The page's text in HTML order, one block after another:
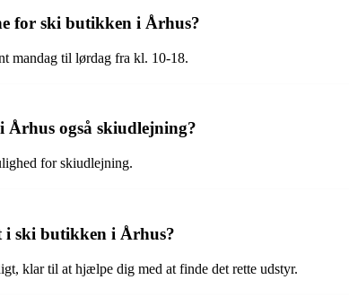
for ski butikken i Århus?
mandag til lørdag fra kl. 10-18.
også skiudlejning?
for skiudlejning.
i ski butikken i Århus?
klar til at hjælpe dig med at finde det rette udstyr.